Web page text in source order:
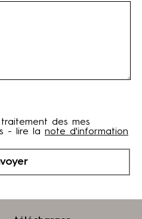
des mes
- lire la note d'information